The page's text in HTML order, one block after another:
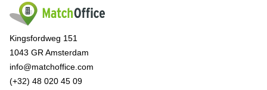
Kingsfordweg 151
1043 GR Amsterdam
info@matchoffice.com
(+32) 48 020 45 09